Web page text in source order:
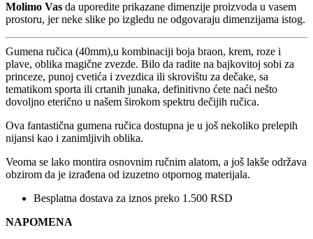
Molimo Vas da uporedite prikazane dimenzije proizvoda u vasem
prostoru, jer neke slike po izgledu ne odgovaraju dimenzijama istog.
Gumena ručica (40mm),u kombinaciji boja braon, krem, roze i
plave, oblika magične zvezde. Bilo da radite na bajkovitoj sobi za
princeze, punoj cvetića i zvezdica ili skrovištu za dečake, sa
tematikom sporta ili crtanih junaka, definitivno ćete naći nešto
dovoljno eterično u našem širokom spektru dečijih ručica.
Ova fantastična gumena ručica dostupna je u još nekoliko prelepih
nijansi kao i zanimljivih oblika.
Veoma se lako montira osnovnim ručnim alatom, a još lakše održava
obzirom da je izrađena od izuzetno otpornog materijala.
Besplatna dostava za iznos preko 1.500 RSD
NAPOMENA